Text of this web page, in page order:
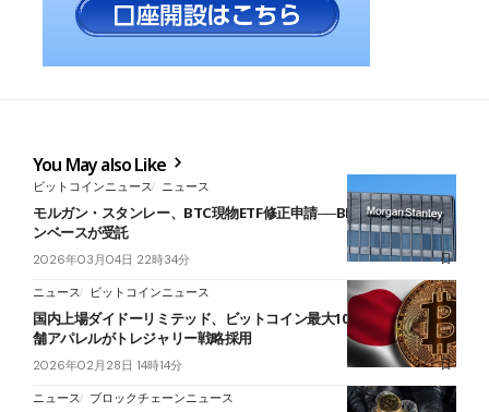
You May also Like
ビットコインニュース ニュース
モルガン・スタンレー、BTC現物ETF修正申請──BNYメロンとコイ
ンベースが受託
2026年03月04日 22時34分
ニュース ビットコインニュース
国内上場ダイドーリミテッド、ビットコイン最大10億円購入へ──老
舗アパレルがトレジャリー戦略採用
2026年02月28日 14時14分
ニュース ブロックチェーンニュース